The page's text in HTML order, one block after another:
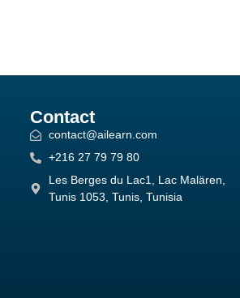
Contact
contact@ailearn.com
+216 27 79 79 80
Les Berges du Lac1, Lac Malären,
Tunis 1053, Tunis, Tunisia